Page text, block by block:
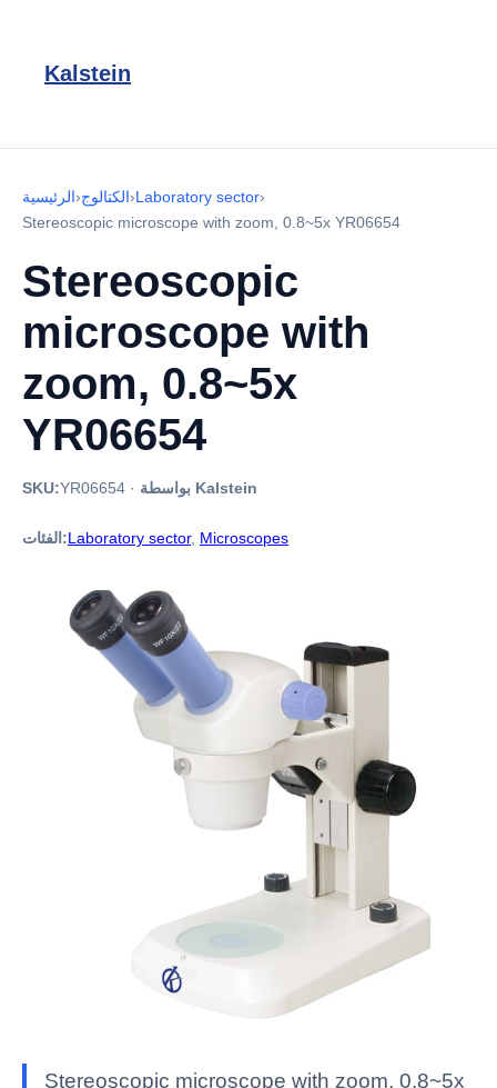
Kalstein
الرئيسية›الكتالوج›Laboratory sector›
Stereoscopic microscope with zoom, 0.8~5x YR06654
Stereoscopic
microscope with
zoom, 0.8~5x
YR06654
SKU:YR06654 · بواسطة Kalstein
الفئات:Laboratory sector, Microscopes
Stereoscopic microscope with zoom, 0.8~5x